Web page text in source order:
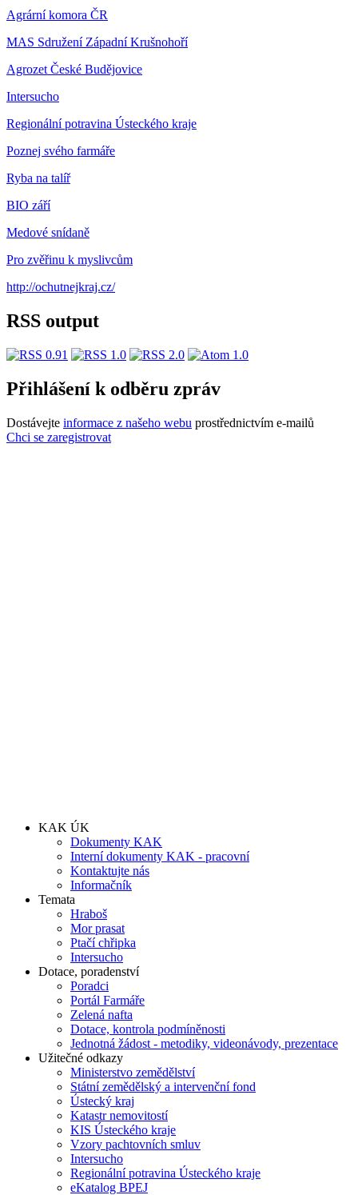
Agrární komora ČR
MAS Sdružení Západní Krušnohoří
Agrozet České Budějovice
Intersucho
Regionální potravina Ústeckého kraje
Poznej svého farmáře
Ryba na talíř
BIO září
Medové snídaně
Pro zvěřinu k myslivcům
http://ochutnejkraj.cz/
RSS output
Přihlášení k odběru zpráv
Dostávejte informace z našeho webu prostřednictvím e-mailů
Chci se zaregistrovat
KAK ÚK
Dokumenty KAK
Interní dokumenty KAK - pracovní
Kontaktujte nás
Informačník
Temata
Hraboš
Mor prasat
Ptačí chřipka
Intersucho
Dotace, poradenství
Poradci
Portál Farmáře
Zelená nafta
Dotace, kontrola podmíněnosti
Jednotná žádost - metodiky, videonávody, prezentace
Užitečné odkazy
Ministerstvo zemědělství
Státní zemědělský a intervenční fond
Ústecký kraj
Katastr nemovitostí
KIS Ústeckého kraje
Vzory pachtovních smluv
Intersucho
Regionální potravina Ústeckého kraje
eKatalog BPEJ